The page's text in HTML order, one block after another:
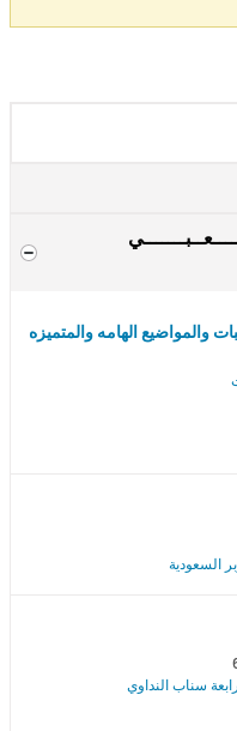
والمواضيع الهامه والمتميزه
السعودية
سناب النداوي